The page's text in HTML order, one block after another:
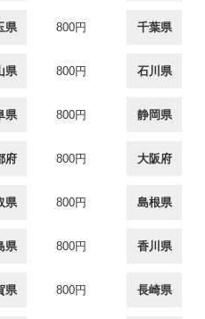
県 800円 千葉県
県 800円 石川県
県 800円 静岡県
府 800円 大阪府
県 800円 島根県
県 800円 香川県
県 800円 長崎県